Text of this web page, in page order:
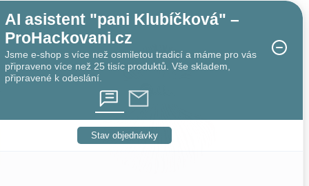
AI asistent "pani Klubíčková" –
ProHackovani.cz
Jsme e-shop s více než osmiletou tradicí a máme pro vás
připraveno více než 25 tisíc produktů. Vše skladem,
připravené k odeslání.
Stav objednávky